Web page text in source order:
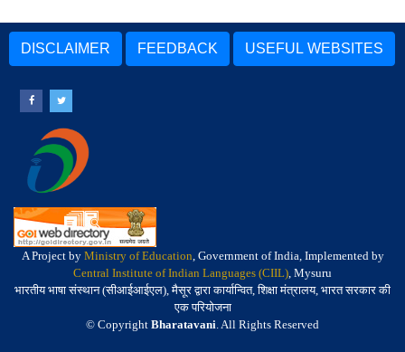
DISCLAIMER FEEDBACK USEFUL WEBSITES
A Project by Ministry of Education, Government of India, Implemented by
Central Institute of Indian Languages (CIIL), Mysuru
भारतीय भाषा संस्थान (सीआईआईएल), मैसूर द्वारा कार्यान्वित, शिक्षा मंत्रालय, भारत सरकार की
एक परियोजना
© Copyright Bharatavani. All Rights Reserved